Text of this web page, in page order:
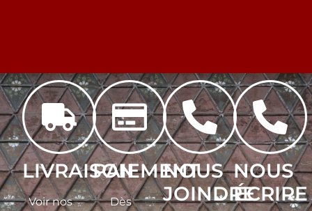
LIVRAISON
Voir nos
PAIEMENT
Dès
NOUS
JOINDRE
NOUS
ÉCRIRE